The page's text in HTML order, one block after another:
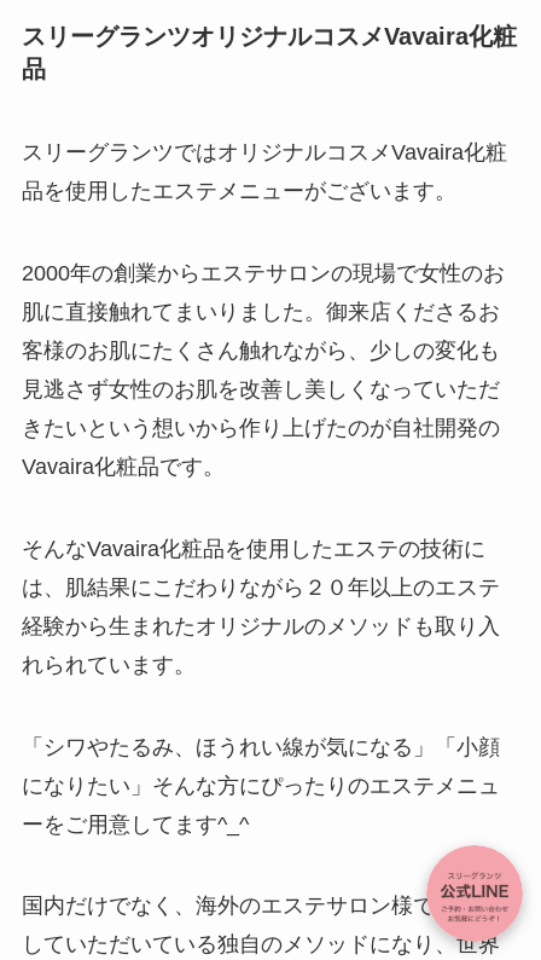
スリーグランツオリジナルコスメVavaira化粧
品
スリーグランツではオリジナルコスメVavaira化粧
品を使用したエステメニューがございます。
2000年の創業からエステサロンの現場で女性のお
肌に直接触れてまいりました。御来店くださるお
客様のお肌にたくさん触れながら、少しの変化も
見逃さず女性のお肌を改善し美しくなっていただ
きたいという想いから作り上げたのが自社開発の
Vavaira化粧品です。
そんなVavaira化粧品を使用したエステの技術に
は、肌結果にこだわりながら２０年以上のエステ
経験から生まれたオリジナルのメソッドも取り入
れられています。
「シワやたるみ、ほうれい線が気になる」「小顔
になりたい」そんな方にぴったりのエステメニュ
ーをご用意してます^_^
国内だけでなく、海外のエステサロン様でも導入
していただいている独自のメソッドになり、世界